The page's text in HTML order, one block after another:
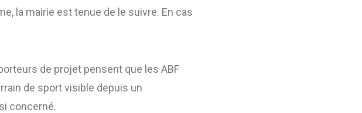
la mairie est tenue de le suivre. En cas
de projet pensent que les ABF
de sport visible depuis un
concerné.